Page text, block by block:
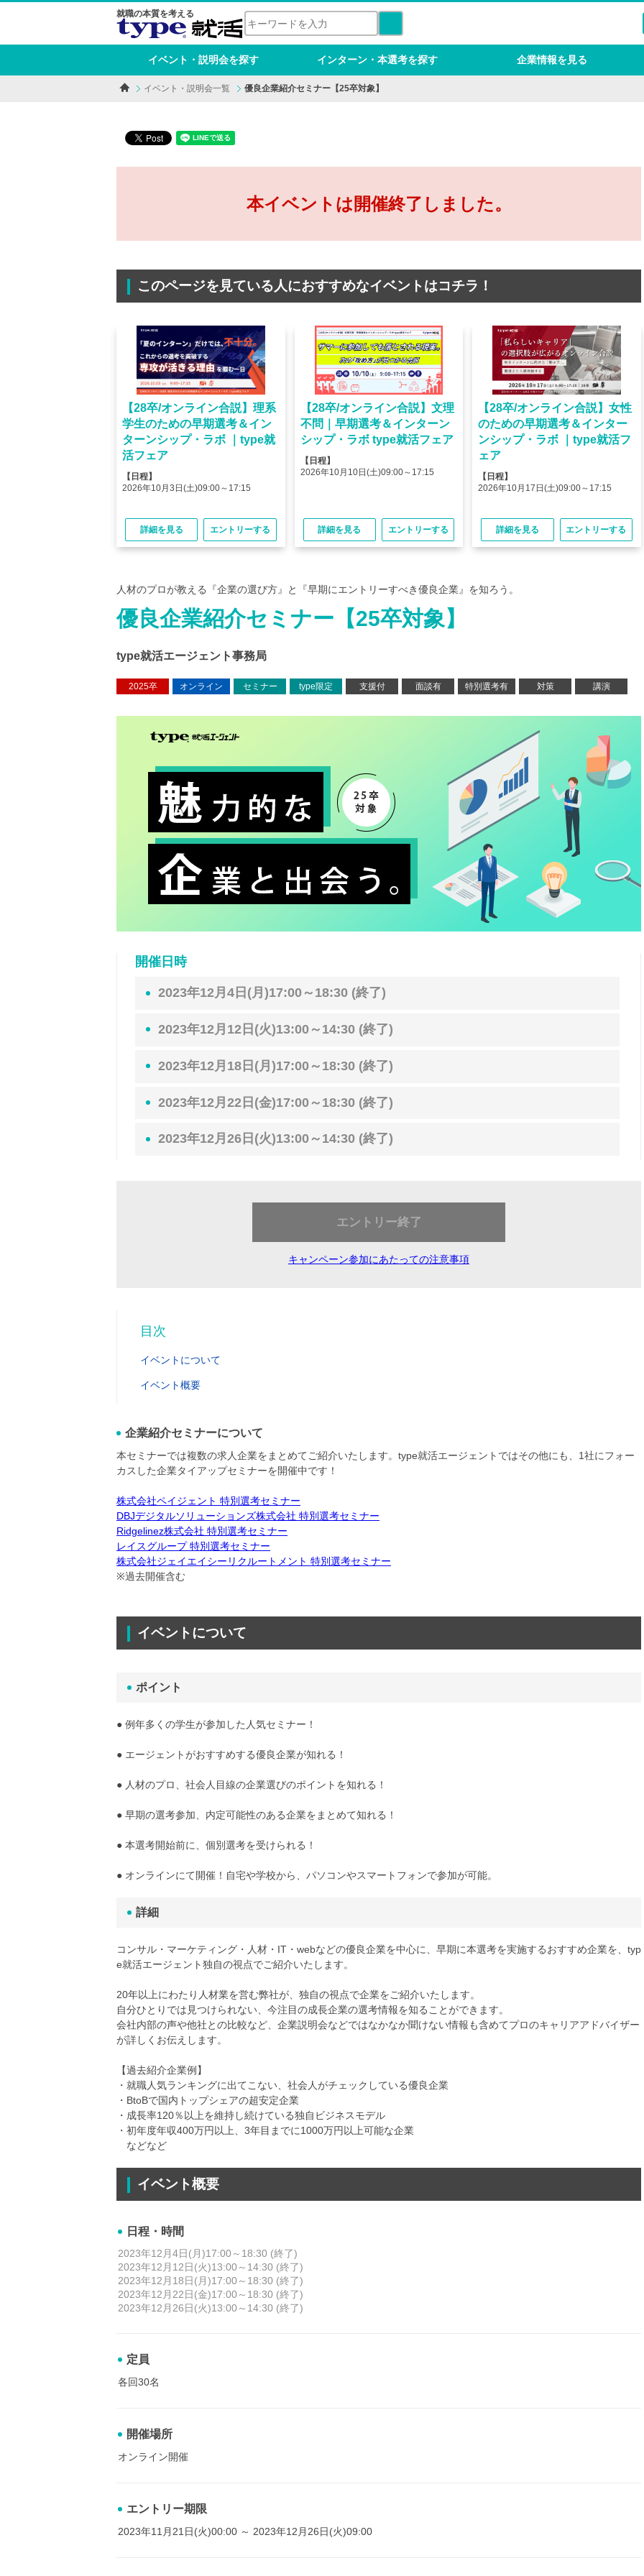
就職の本質を考える
イベント・説明会を探す インターン・本選考を探す 企業情報を見る
イベント・説明会一覧 優良企業紹介セミナー【25卒対象】
本イベントは開催終了しました。
このページを見ている人におすすめなイベントはコチラ！
【28卒/オンライン合説】理系
学生のための早期選考＆イン
ターンシップ・ラボ ｜type就
活フェア
【日程】
2026年10月3日(土)09:00～17:15
詳細を見る エントリーする
【28卒/オンライン合説】文理
不問｜早期選考＆インターン
シップ・ラボ type就活フェア
【日程】
2026年10月10日(土)09:00～17:15
詳細を見る エントリーする
【28卒/オンライン合説】女性
のための早期選考＆インター
ンシップ・ラボ ｜type就活フ
ェア
【日程】
2026年10月17日(土)09:00～17:15
詳細を見る エントリーする
人材のプロが教える『企業の選び方』と『早期にエントリーすべき優良企業』を知ろう。
優良企業紹介セミナー【25卒対象】
type就活エージェント事務局
2025卒 オンライン セミナー type限定 支援付 面談有 特別選考有 対策 講演
開催日時
2023年12月4日(月)17:00～18:30 (終了)
2023年12月12日(火)13:00～14:30 (終了)
2023年12月18日(月)17:00～18:30 (終了)
2023年12月22日(金)17:00～18:30 (終了)
2023年12月26日(火)13:00～14:30 (終了)
エントリー終了
キャンペーン参加にあたっての注意事項
目次
イベントについて
イベント概要
企業紹介セミナーについて
本セミナーでは複数の求人企業をまとめてご紹介いたします。type就活エージェントではその他にも、1社にフォー
カスした企業タイアップセミナーを開催中です！
株式会社ペイジェント 特別選考セミナー
DBJデジタルソリューションズ株式会社 特別選考セミナー
Ridgelinez株式会社 特別選考セミナー
レイスグループ 特別選考セミナー
株式会社ジェイエイシーリクルートメント 特別選考セミナー
※過去開催含む
イベントについて
ポイント
● 例年多くの学生が参加した人気セミナー！
● エージェントがおすすめする優良企業が知れる！
● 人材のプロ、社会人目線の企業選びのポイントを知れる！
● 早期の選考参加、内定可能性のある企業をまとめて知れる！
● 本選考開始前に、個別選考を受けられる！
● オンラインにて開催！自宅や学校から、パソコンやスマートフォンで参加が可能。
詳細
コンサル・マーケティング・人材・IT・webなどの優良企業を中心に、早期に本選考を実施するおすすめ企業を、typ
e就活エージェント独自の視点でご紹介いたします。
20年以上にわたり人材業を営む弊社が、独自の視点で企業をご紹介いたします。
自分ひとりでは見つけられない、今注目の成長企業の選考情報を知ることができます。
会社内部の声や他社との比較など、企業説明会などではなかなか聞けない情報も含めてプロのキャリアアドバイザー
が詳しくお伝えします。
【過去紹介企業例】
・就職人気ランキングに出てこない、社会人がチェックしている優良企業
・BtoBで国内トップシェアの超安定企業
・成長率120％以上を維持し続けている独自ビジネスモデル
・初年度年収400万円以上、3年目までに1000万円以上可能な企業
などなど
イベント概要
日程・時間
2023年12月4日(月)17:00～18:30 (終了)
2023年12月12日(火)13:00～14:30 (終了)
2023年12月18日(月)17:00～18:30 (終了)
2023年12月22日(金)17:00～18:30 (終了)
2023年12月26日(火)13:00～14:30 (終了)
定員
各回30名
開催場所
オンライン開催
エントリー期限
2023年11月21日(火)00:00 ～ 2023年12月26日(火)09:00